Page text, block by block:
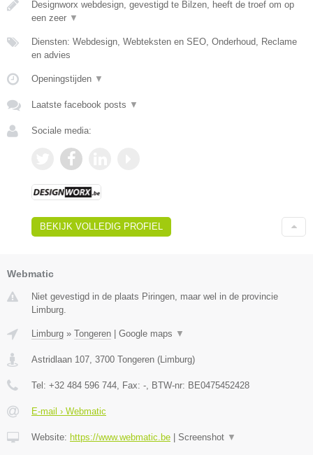
Designworx webdesign, gevestigd te Bilzen, heeft de troef om op
een zeer ▼
Diensten: Webdesign, Webteksten en SEO, Onderhoud, Reclame
en advies
Openingstijden ▼
Laatste facebook posts ▼
Sociale media:
BEKIJK VOLLEDIG PROFIEL
Webmatic
Niet gevestigd in de plaats Piringen, maar wel in de provincie
Limburg.
Limburg » Tongeren Google maps ▼
Astridlaan 107, 3700 Tongeren (Limburg)
Tel: +32 484 596 744, Fax: -, BTW-nr: BE0475452428
E-mail › Webmatic
Website: https://www.webmatic.be Screenshot ▼